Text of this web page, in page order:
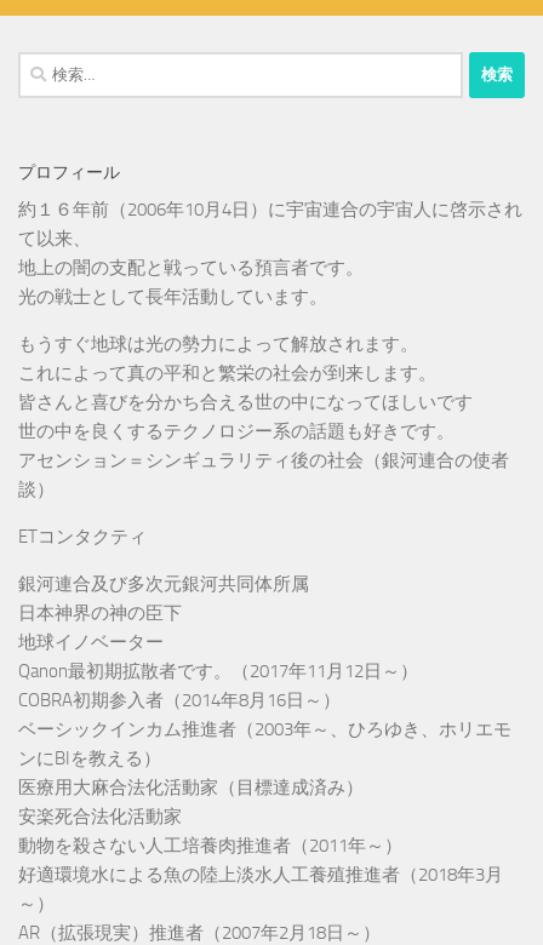
検
索:
プロフィール
約１６年前（2006年10月4日）に宇宙連合の宇宙人に啓示され
て以来、
地上の闇の支配と戦っている預言者です。
光の戦士として長年活動しています。
もうすぐ地球は光の勢力によって解放されます。
これによって真の平和と繁栄の社会が到来します。
皆さんと喜びを分かち合える世の中になってほしいです
世の中を良くするテクノロジー系の話題も好きです。
アセンション＝シンギュラリティ後の社会（銀河連合の使者
談）
ETコンタクティ
銀河連合及び多次元銀河共同体所属
日本神界の神の臣下
地球イノベーター
Qanon最初期拡散者です。（2017年11月12日～）
COBRA初期参入者（2014年8月16日～）
ベーシックインカム推進者（2003年～、ひろゆき、ホリエモ
ンにBIを教える）
医療用大麻合法化活動家（目標達成済み）
安楽死合法化活動家
動物を殺さない人工培養肉推進者（2011年～）
好適環境水による魚の陸上淡水人工養殖推進者（2018年3月
～）
AR（拡張現実）推進者（2007年2月18日～）